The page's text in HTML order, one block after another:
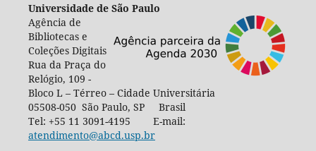
Universidade de São Paulo
Agência de
Bibliotecas e
Coleções Digitais
Rua da Praça do
Relógio, 109 -
Bloco L – Térreo – Cidade Universitária
05508-050 São Paulo, SP Brasil
Tel: +55 11 3091-4195 E-mail:
atendimento@abcd.usp.br